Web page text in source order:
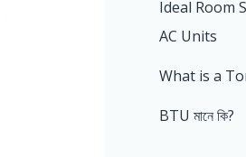
Ideal Room
AC Units
What is a
BTU মানে কি?